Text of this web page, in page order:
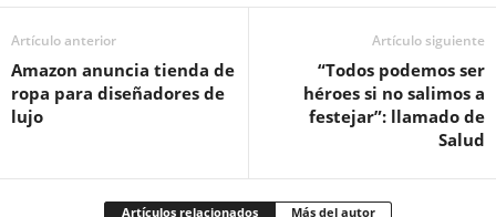
Artículo anterior
Amazon anuncia tienda de
ropa para diseñadores de
lujo
Artículo siguiente
“Todos podemos ser
héroes si no salimos a
festejar”: llamado de
Salud
Artículos relacionados Más del autor